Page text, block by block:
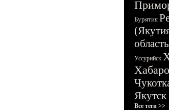
Бурятия
область
Уссурийск
Якутск
Все теги >>